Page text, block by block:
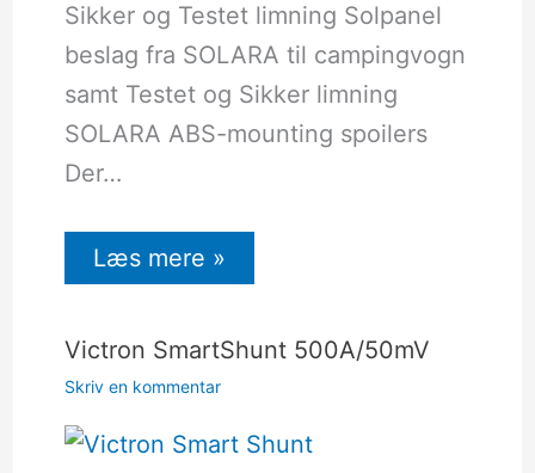
Sikker og Testet limning Solpanel
beslag fra SOLARA til campingvogn
samt Testet og Sikker limning
SOLARA ABS-mounting spoilers
Der…
Læs mere »
Victron SmartShunt 500A/50mV
Skriv en kommentar